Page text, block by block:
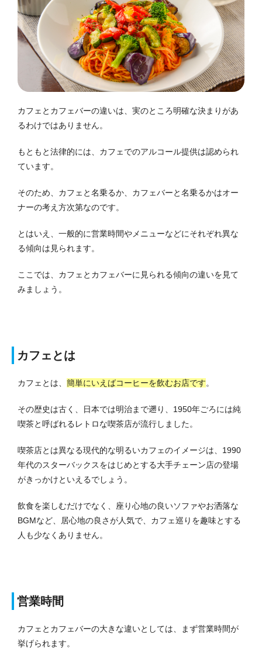
カフェとカフェバーの違いは、実のところ明確な決まりがあ
るわけではありません。
もともと法律的には、カフェでのアルコール提供は認められ
ています。
そのため、カフェと名乗るか、カフェバーと名乗るかはオー
ナーの考え方次第なのです。
とはいえ、一般的に営業時間やメニューなどにそれぞれ異な
る傾向は見られます。
ここでは、カフェとカフェバーに見られる傾向の違いを見て
みましょう。
カフェとは
カフェとは、 簡単にいえばコーヒーを飲むお店です。
その歴史は古く、日本では明治まで遡り、1950年ごろには純
喫茶と呼ばれるレトロな喫茶店が流行しました。
喫茶店とは異なる現代的な明るいカフェのイメージは、1990
年代のスターバックスをはじめとする大手チェーン店の登場
がきっかけといえるでしょう。
飲食を楽しむだけでなく、座り心地の良いソファやお洒落な
BGMなど、居心地の良さが人気で、カフェ巡りを趣味とする
人も少なくありません。
営業時間
カフェとカフェバーの大きな違いとしては、まず営業時間が
挙げられます。